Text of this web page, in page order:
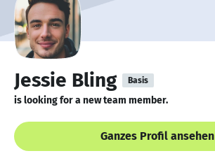
Jessie Bling Basis
is looking for a new team member.
Ganzes Profil ansehen